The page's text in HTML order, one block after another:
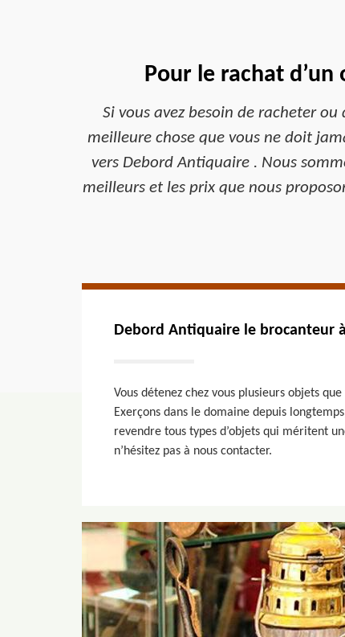
Pour le rachat
Si vous avez besoin de racheter
meilleure chose que vous ne doit
vers Debord Antiquaire . Nous
meilleurs et les prix que nous
Debord Antiquaire le brocanteur
Vous détenez chez vous plusieurs objets
Exerçons dans le domaine depuis
revendre tous types d’objets qui méritent
n’hésitez pas à nous contacter.